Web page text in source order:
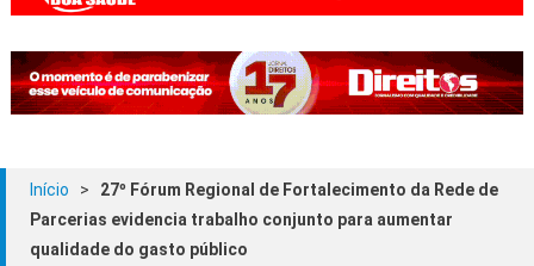
Início >
27º Fórum Regional de Fortalecimento da Rede de
Parcerias evidencia trabalho conjunto para aumentar
qualidade do gasto público